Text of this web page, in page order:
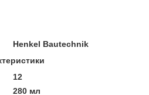
Henkel Bautechnik
12
280 мл